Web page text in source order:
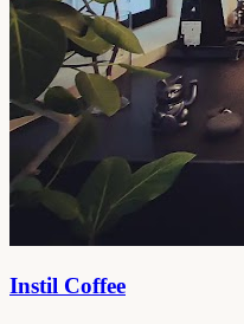
Instil Coffee